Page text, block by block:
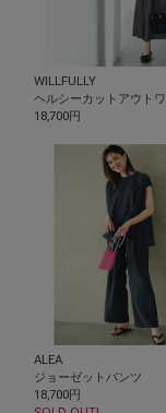
WILLFULLY
ヘルシーカットアウト
18,700円
ALEA
ジョーゼットパンツ
18,700円